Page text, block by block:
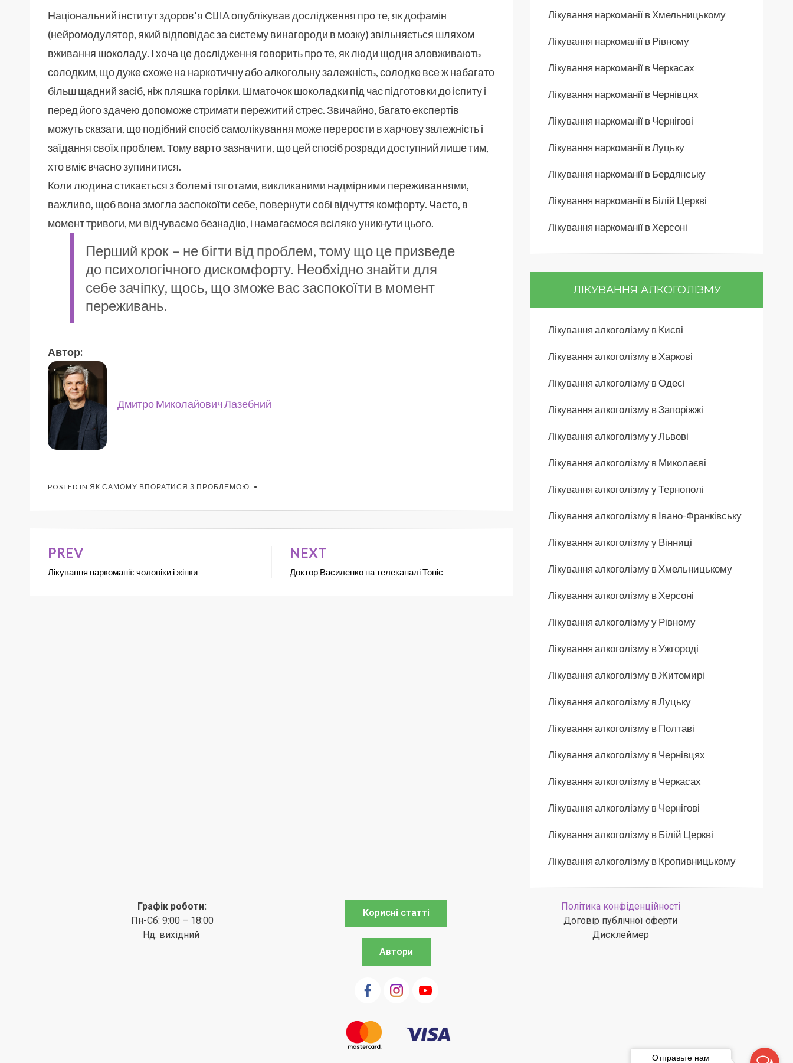
Національний інститут здоров’я США опублікував дослідження про те, як дофамін
(нейромодулятор, який відповідає за систему винагороди в мозку) звільняється шляхом
вживання шоколаду. І хоча це дослідження говорить про те, як люди щодня зловживають
солодким, що дуже схоже на наркотичну або алкогольну залежність, солодке все ж набагато
більш щадний засіб, ніж пляшка горілки. Шматочок шоколадки під час підготовки до іспиту і
перед його здачею допоможе стримати пережитий стрес. Звичайно, багато експертів
можуть сказати, що подібний спосіб самолікування може перерости в харчову залежність і
заїдання своїх проблем. Тому варто зазначити, що цей спосіб розради доступний лише тим,
хто вміє вчасно зупинитися.
Коли людина стикається з болем і тяготами, викликаними надмірними переживаннями,
важливо, щоб вона змогла заспокоїти себе, повернути собі відчуття комфорту. Часто, в
момент тривоги, ми відчуваємо безнадію, і намагаємося всіляко уникнути цього.
Перший крок – не бігти від проблем, тому що це призведе
до психологічного дискомфорту. Необхідно знайти для
себе зачіпку, щось, що зможе вас заспокоїти в момент
переживань.
Автор:
Дмитро Миколайович Лазебний
POSTED IN ЯК САМОМУ ВПОРАТИСЯ З ПРОБЛЕМОЮ
PREV
Лікування наркоманії: чоловіки і жінки
NEXT
Доктор Василенко на телеканалі Тоніс
Лікування наркоманії в Хмельницькому
Лікування наркоманії в Рівному
Лікування наркоманії в Черкасах
Лікування наркоманії в Чернівцях
Лікування наркоманії в Чернігові
Лікування наркоманії в Луцьку
Лікування наркоманії в Бердянську
Лікування наркоманії в Білій Церкві
Лікування наркоманії в Херсоні
ЛІКУВАННЯ АЛКОГОЛІЗМУ
Лікування алкоголізму в Києві
Лікування алкоголізму в Харкові
Лікування алкоголізму в Одесі
Лікування алкоголізму в Запоріжжі
Лікування алкоголізму у Львові
Лікування алкоголізму в Миколаєві
Лікування алкоголізму у Тернополі
Лікування алкоголізму в Івано-Франківську
Лікування алкоголізму у Вінниці
Лікування алкоголізму в Хмельницькому
Лікування алкоголізму в Херсоні
Лікування алкоголізму у Рівному
Лікування алкоголізму в Ужгороді
Лікування алкоголізму в Житомирі
Лікування алкоголізму в Луцьку
Лікування алкоголізму в Полтаві
Лікування алкоголізму в Чернівцях
Лікування алкоголізму в Черкасах
Лікування алкоголізму в Чернігові
Лікування алкоголізму в Білій Церкві
Лікування алкоголізму в Кропивницькому
Графік роботи:
Пн-Сб: 9:00 – 18:00
Нд: вихідний
Корисні статті
Автори
Політика конфіденційності
Договір публічної оферти
Дисклеймер
Отправьте нам